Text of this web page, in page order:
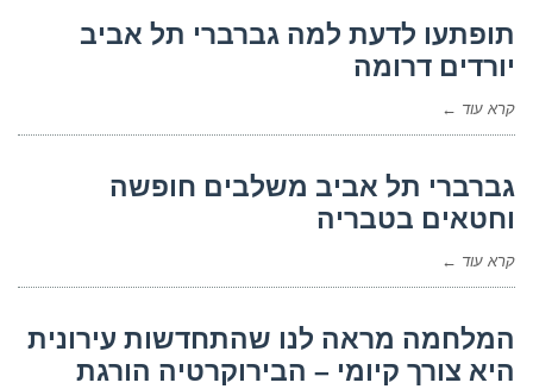
תופתעו לדעת למה גברברי תל אביב
יורדים דרומה
קרא עוד ←
גברברי תל אביב משלבים חופשה
וחטאים בטבריה
קרא עוד ←
המלחמה מראה לנו שהתחדשות עירונית
היא צורך קיומי – הבירוקרטיה הורגת